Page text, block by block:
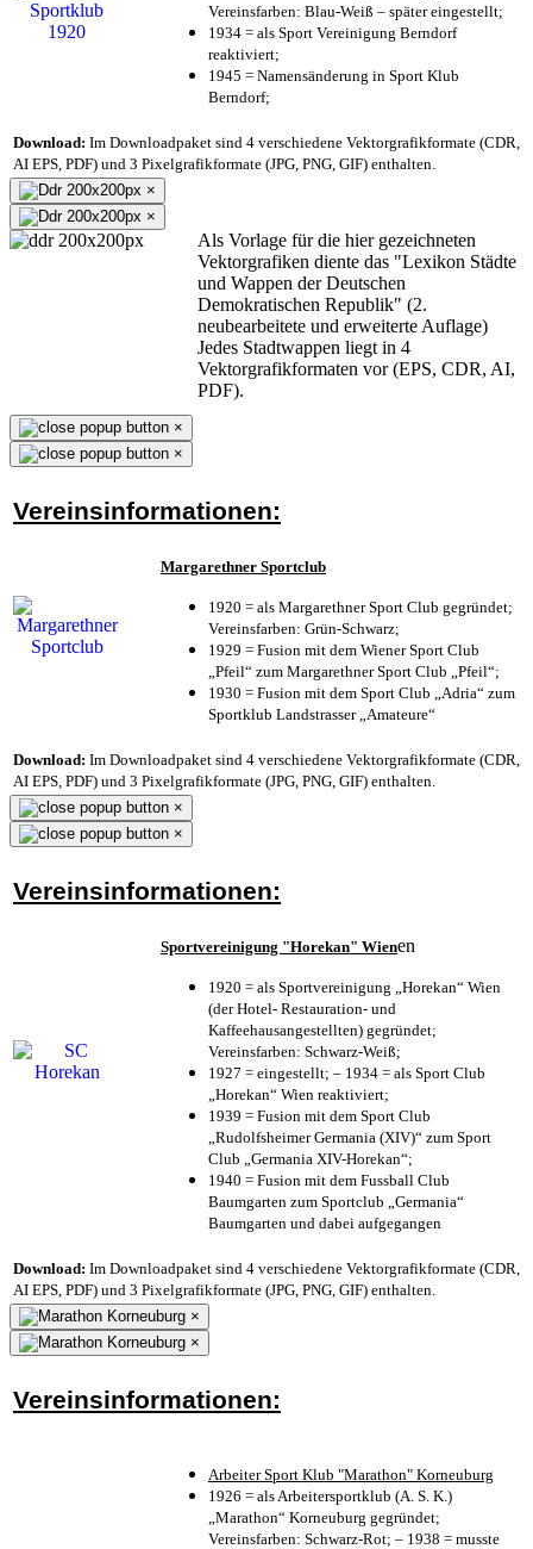
Vereinsfarben: Blau-Weiß – später eingestellt;
1934 = als Sport Vereinigung Berndorf
reaktiviert;
1945 = Namensänderung in Sport Klub
Berndorf;
Download: Im Downloadpaket sind 4 verschiedene Vektorgrafikformate (CDR,
AI EPS, PDF) und 3 Pixelgrafikformate (JPG, PNG, GIF) enthalten.
×
×
Als Vorlage für die hier gezeichneten
Vektorgrafiken diente das "Lexikon Städte
und Wappen der Deutschen
Demokratischen Republik" (2.
neubearbeitete und erweiterte Auflage)
Jedes Stadtwappen liegt in 4
Vektorgrafikformaten vor (EPS, CDR, AI,
PDF).
×
×
Vereinsinformationen:
Margarethner Sportclub
1920 = als Margarethner Sport Club gegründet;
Vereinsfarben: Grün-Schwarz;
1929 = Fusion mit dem Wiener Sport Club
„Pfeil“ zum Margarethner Sport Club „Pfeil“;
1930 = Fusion mit dem Sport Club „Adria“ zum
Sportklub Landstrasser „Amateure“
Download: Im Downloadpaket sind 4 verschiedene Vektorgrafikformate (CDR,
AI EPS, PDF) und 3 Pixelgrafikformate (JPG, PNG, GIF) enthalten.
×
×
Vereinsinformationen:
Sportvereinigung "Horekan" Wienen
1920 = als Sportvereinigung „Horekan“ Wien
(der Hotel- Restauration- und
Kaffeehausangestellten) gegründet;
Vereinsfarben: Schwarz-Weiß;
1927 = eingestellt; – 1934 = als Sport Club
„Horekan“ Wien reaktiviert;
1939 = Fusion mit dem Sport Club
„Rudolfsheimer Germania (XIV)“ zum Sport
Club „Germania XIV-Horekan“;
1940 = Fusion mit dem Fussball Club
Baumgarten zum Sportclub „Germania“
Baumgarten und dabei aufgegangen
Download: Im Downloadpaket sind 4 verschiedene Vektorgrafikformate (CDR,
AI EPS, PDF) und 3 Pixelgrafikformate (JPG, PNG, GIF) enthalten.
×
×
Vereinsinformationen:
Arbeiter Sport Klub "Marathon" Korneuburg
1926 = als Arbeitersportklub (A. S. K.)
„Marathon“ Korneuburg gegründet;
Vereinsfarben: Schwarz-Rot; – 1938 = musste